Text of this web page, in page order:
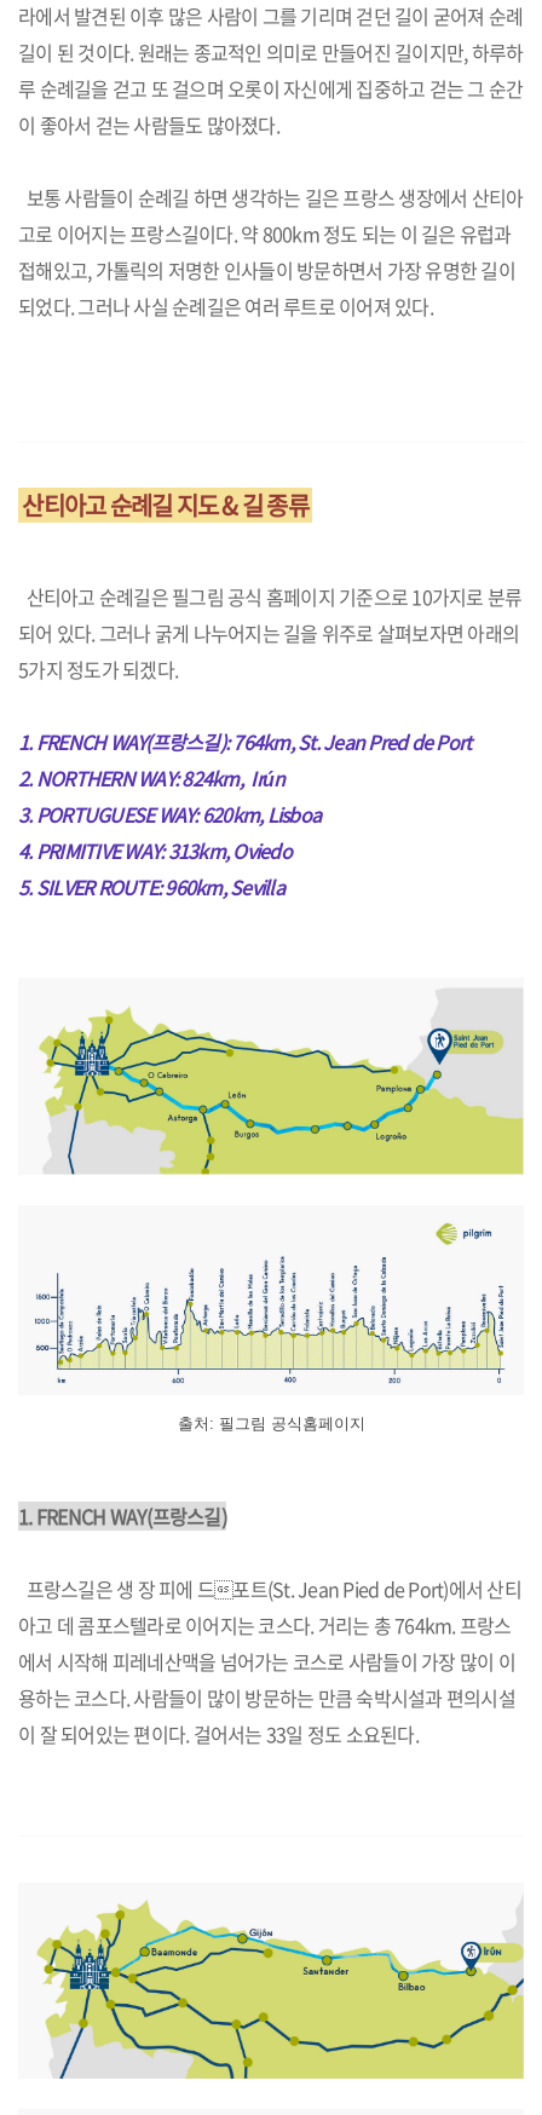
라에서 발견된 이후 많은 사람이 그를 기리며 걷던 길이 굳어져 순례
길이 된 것이다. 원래는 종교적인 의미로 만들어진 길이지만, 하루하
루 순례길을 걷고 또 걸으며 오롯이 자신에게 집중하고 걷는 그 순간
이 좋아서 걷는 사람들도 많아졌다.
보통 사람들이 순례길 하면 생각하는 길은 프랑스 생장에서 산티아
고로 이어지는 프랑스길이다. 약 800km 정도 되는 이 길은 유럽과
접해있고, 가톨릭의 저명한 인사들이 방문하면서 가장 유명한 길이
되었다. 그러나 사실 순례길은 여러 루트로 이어져 있다.
산티아고 순례길 지도 & 길 종류
산티아고 순례길은 필그림 공식 홈페이지 기준으로 10가지로 분류
되어 있다. 그러나 굵게 나누어지는 길을 위주로 살펴보자면 아래의
5가지 정도가 되겠다.
1. FRENCHWAY(프랑스길): 764km, St. Jean Pred de Port
2. NORTHERN WAY: 824km, Irún
3. PORTUGUESE WAY: 620km, Lisboa
4. PRIMITIVE WAY: 313km, Oviedo
5. SILVER ROUTE: 960km, Sevilla
출처: 필그림 공식홈페이지
1. FRENCHWAY(프랑스길)
프랑스길은 생 장 피에 드포트(St. Jean Pied de Port)에서 산티
아고 데 콤포스텔라로 이어지는 코스다. 거리는 총 764km. 프랑스
에서 시작해 피레네산맥을 넘어가는 코스로 사람들이 가장 많이 이
용하는 코스다. 사람들이 많이 방문하는 만큼 숙박시설과 편의시설
이 잘 되어있는 편이다. 걸어서는 33일 정도 소요된다.